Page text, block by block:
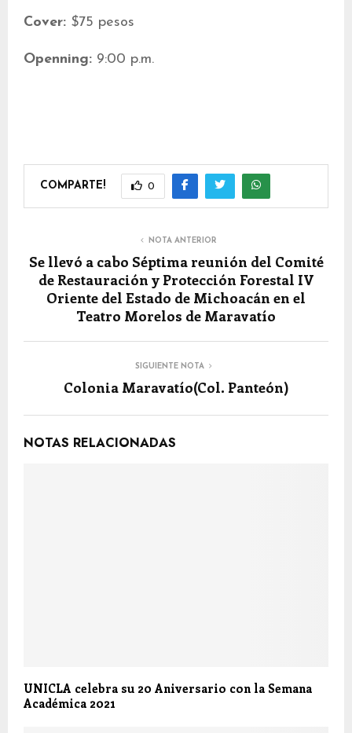
Cover: $75 pesos
Openning: 9:00 p.m.
COMPARTE! 0
NOTA ANTERIOR
Se llevó a cabo Séptima reunión del Comité
de Restauración y Protección Forestal IV
Oriente del Estado de Michoacán en el
Teatro Morelos de Maravatío
SIGUIENTE NOTA
Colonia Maravatío(Col. Panteón)
NOTAS RELACIONADAS
UNICLA celebra su 20 Aniversario con la Semana
Académica 2021